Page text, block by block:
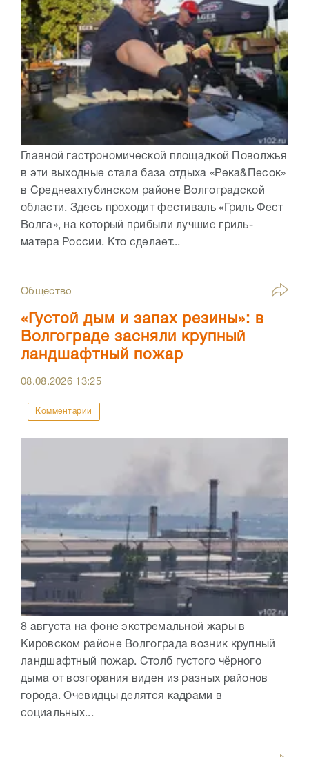
Главной гастрономической площадкой Поволжья
в эти выходные стала база отдыха «Река&Песок»
в Среднеахтубинском районе Волгоградской
области. Здесь проходит фестиваль «Гриль Фест
Волга», на который прибыли лучшие гриль-
матера России. Кто сделает...
Общество
«Густой дым и запах резины»: в
Волгограде засняли крупный
ландшафтный пожар
08.08.2026 13:25
Комментарии
8 августа на фоне экстремальной жары в
Кировском районе Волгограда возник крупный
ландшафтный пожар. Столб густого чёрного
дыма от возгорания виден из разных районов
города. Очевидцы делятся кадрами в
социальных...